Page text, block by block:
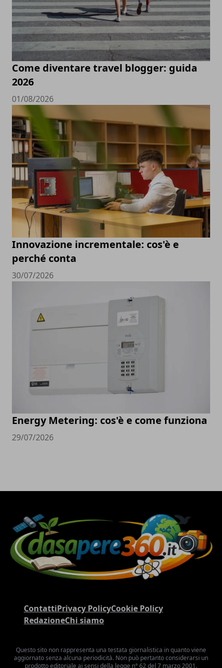
Come diventare travel blogger: guida
2026
01/08/2026
Innovazione incrementale: cos'è e
perché conta
30/07/2026
Energy Metering: cos'è e come funziona
29/07/2026
ContattiPrivacy PolicyCookie Policy
RedazioneChi siamo
Questo sito non rappresenta una testata giornalistica in quanto viene
aggiornato senza alcuna periodicità. Non può pertanto considerarsi un
prodotto editoriale ai sensi della legge n° 62 del 7 marzo 2001.